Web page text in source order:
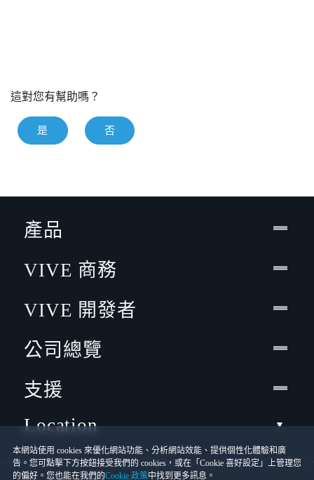
這對您有幫助嗎？
是 否
本網站使用 cookies 來優化網站功能、分析網站效能、提供個性化體驗和廣
告。您可點擊下方按鈕接受我們的 cookies，或在「Cookie 喜好設定」上管理您
的偏好。您也能在我們的Cookie 政策中找到更多訊息。
產品
VIVE 商務
VIVE 開發者
公司總覽
支援
Location